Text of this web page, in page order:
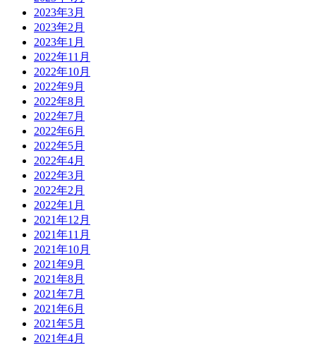
2023年3月
2023年2月
2023年1月
2022年11月
2022年10月
2022年9月
2022年8月
2022年7月
2022年6月
2022年5月
2022年4月
2022年3月
2022年2月
2022年1月
2021年12月
2021年11月
2021年10月
2021年9月
2021年8月
2021年7月
2021年6月
2021年5月
2021年4月